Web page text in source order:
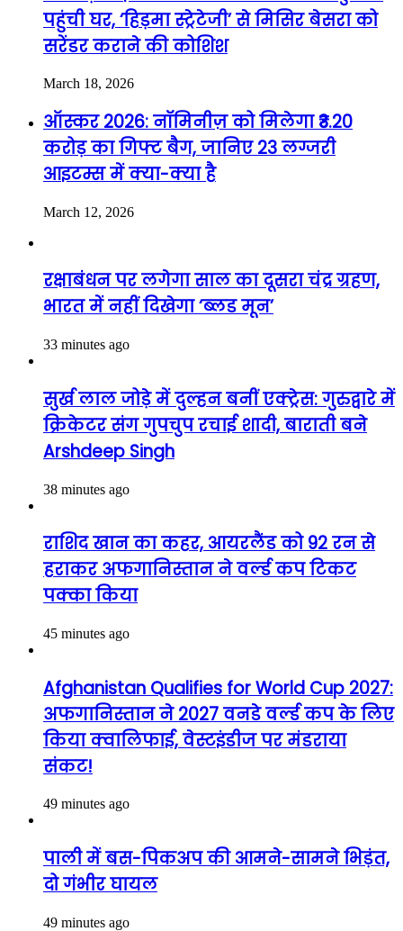
पहुंची घर, ‘हिड़मा स्ट्रेटेजी’ से मिसिर बेसरा को
सरेंडर कराने की कोशिश
March 18, 2026
ऑस्कर 2026: नॉमिनीज़ को मिलेगा ₹3.20
करोड़ का गिफ्ट बैग, जानिए 23 लग्जरी
आइटम्स में क्या-क्या है
March 12, 2026
रक्षाबंधन पर लगेगा साल का दूसरा चंद्र ग्रहण,
भारत में नहीं दिखेगा ‘ब्लड मून’
33 minutes ago
सुर्ख लाल जोड़े में दुल्हन बनीं एक्ट्रेस: गुरुद्वारे में
क्रिकेटर संग गुपचुप रचाई शादी, बाराती बने
Arshdeep Singh
38 minutes ago
राशिद खान का कहर, आयरलैंड को 92 रन से
हराकर अफगानिस्तान ने वर्ल्ड कप टिकट
पक्का किया
45 minutes ago
Afghanistan Qualifies for World Cup 2027:
अफगानिस्तान ने 2027 वनडे वर्ल्ड कप के लिए
किया क्वालिफाई, वेस्टइंडीज पर मंडराया
संकट!
49 minutes ago
पाली में बस-पिकअप की आमने-सामने भिड़ंत,
दो गंभीर घायल
49 minutes ago